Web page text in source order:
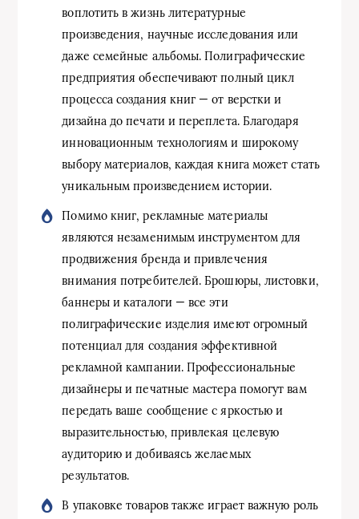
воплотить в жизнь литературные
произведения, научные исследования или
даже семейные альбомы. Полиграфические
предприятия обеспечивают полный цикл
процесса создания книг — от верстки и
дизайна до печати и переплета. Благодаря
инновационным технологиям и широкому
выбору материалов, каждая книга может стать
уникальным произведением истории.
Помимо книг, рекламные материалы
являются незаменимым инструментом для
продвижения бренда и привлечения
внимания потребителей. Брошюры, листовки,
баннеры и каталоги — все эти
полиграфические изделия имеют огромный
потенциал для создания эффективной
рекламной кампании. Профессиональные
дизайнеры и печатные мастера помогут вам
передать ваше сообщение с яркостью и
выразительностью, привлекая целевую
аудиторию и добиваясь желаемых
результатов.
В упаковке товаров также играет важную роль